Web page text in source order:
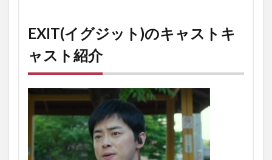
ト)のキ
ャスト
キャス
ト紹介
映
の
あ
ら
す
EXIT(イグジット)のキャストキ
ャスト紹介